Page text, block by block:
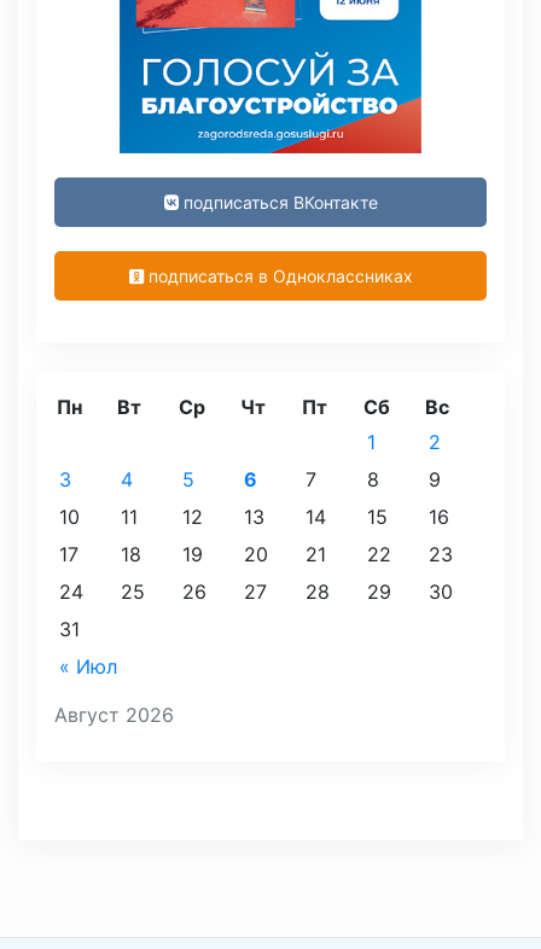
подписаться ВКонтакте
подписаться в Одноклассниках
Август 2026
Пн Вт Ср Чт Пт Сб Вс
« Июл
1
2
3
4 5 6 7 8
9
10
11 12 13 14 15
16
17
18 19 20 21 22
23
24
25 26 27 28 29
30
31